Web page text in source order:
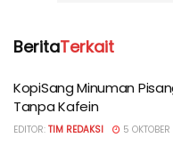
BeritaTerkait
KopiSang Minuman
Tanpa Kafein
EDITOR: TIM REDAKSI 5